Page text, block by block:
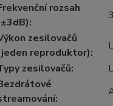
rozsah
:
zesilovačů
reproduktor):
zesilovačů:
: